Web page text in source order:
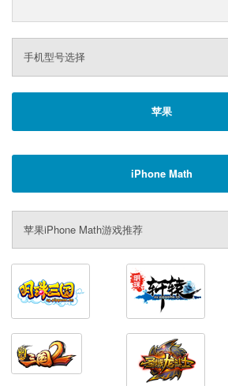
手机型号选择
苹果
iPhone Math
苹果iPhone Math游戏推荐